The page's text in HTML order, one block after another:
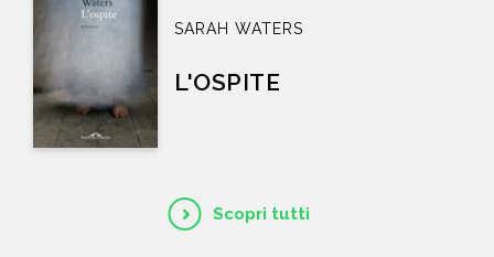
Scopri tutti
SARAH WATERS
L'OSPITE